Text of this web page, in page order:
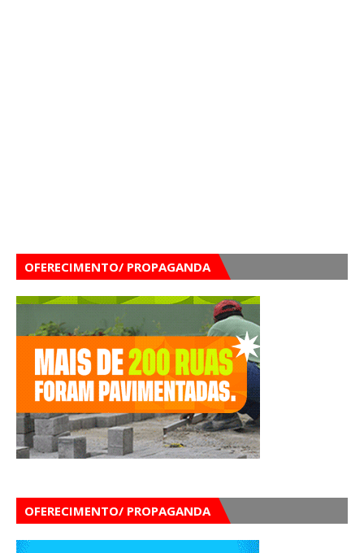
OFERECIMENTO/ PROPAGANDA
OFERECIMENTO/ PROPAGANDA